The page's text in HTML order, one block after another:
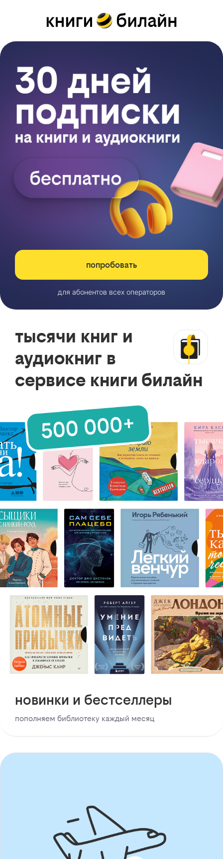
попробовать
для абонентов всех операторов
тысячи книг и
аудиокниг в
сервисе книги билайн
новинки и бестселлеры
пополняем библиотеку каждый месяц